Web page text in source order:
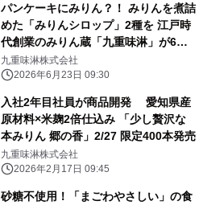
パンケーキにみりん？！ みりんを煮詰
めた「みりんシロップ」2種を 江戸時
代創業のみりん蔵「九重味淋」が6月
30日に新発売
九重味淋株式会社
2026年6月23日 09:30
入社2年目社員が商品開発 愛知県産
原材料×米麹2倍仕込み 「少し贅沢な
本みりん 郷の香」2/27 限定400本発売
九重味淋株式会社
2026年2月17日 09:45
砂糖不使用！「まごわやさしい」の食